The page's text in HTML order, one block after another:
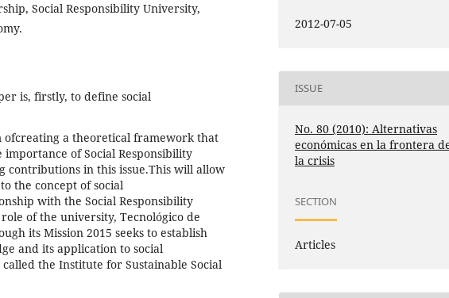
Social Responsibility University,
is, firstly, to define social
a theoretical framework that
of Social Responsibility
contributions in this issue.This will allow
the concept of social
with the Social Responsibility
of the university, Tecnológico de
its Mission 2015 seeks to establish
and its application to social
the Institute for Sustainable Social
2012-07-05
ISSUE
No. 80 (2010): Alternativas
económicas en la frontera
la crisis
SECTION
Articles